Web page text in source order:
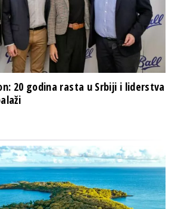
20 godina rasta u Srbiji i liderstva